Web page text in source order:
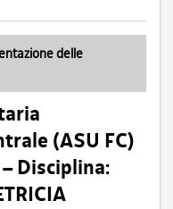
delle
(ASU FC)
Disciplina: